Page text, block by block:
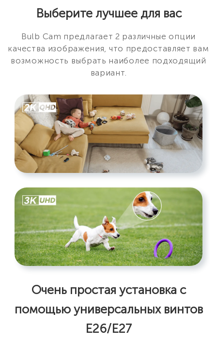
Выберите лучшее для вас
Bulb Cam предлагает 2 различные опции
качества изображения, что предоставляет вам
возможность выбрать наиболее подходящий
вариант.
Очень простая установка с
помощью универсальных винтов
E26/E27